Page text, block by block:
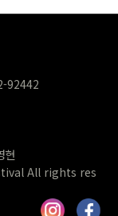
92442
현
All rights res